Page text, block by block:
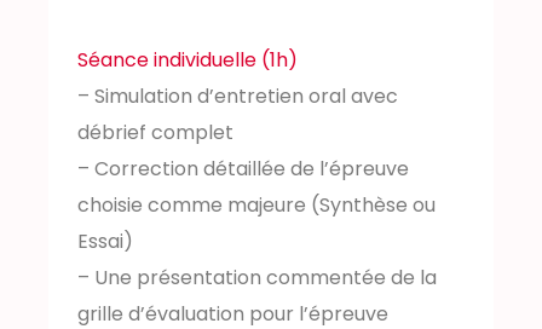
Séance individuelle (1h)
– Simulation d’entretien oral avec
débrief complet
– Correction détaillée de l’épreuve
choisie comme majeure (Synthèse ou
Essai)
– Une présentation commentée de la
grille d’évaluation pour l’épreuve